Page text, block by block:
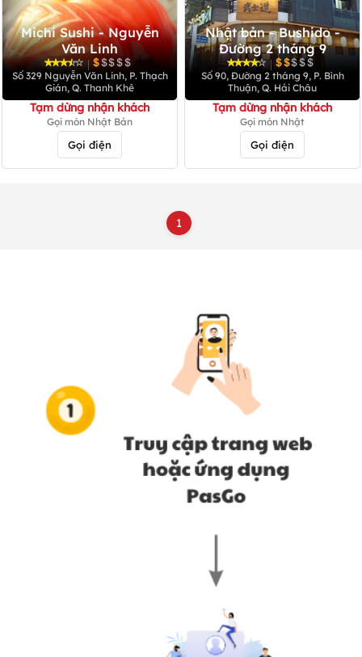
Michi Sushi - Nguyễn
Văn Linh
|
Số 329 Nguyễn Văn Linh, P. Thạch
Gián, Q. Thanh Khê
Tạm dừng nhận khách
Gọi món Nhật Bản
Gọi điện
Nhật bản - Bushido -
Đường 2 tháng 9
|
Số 90, Đường 2 tháng 9, P. Bình
Thuận, Q. Hải Châu
Tạm dừng nhận khách
Gọi món Nhật
Gọi điện
1